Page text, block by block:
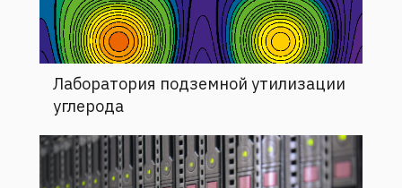
Лаборатория подземной утилизации
углерода